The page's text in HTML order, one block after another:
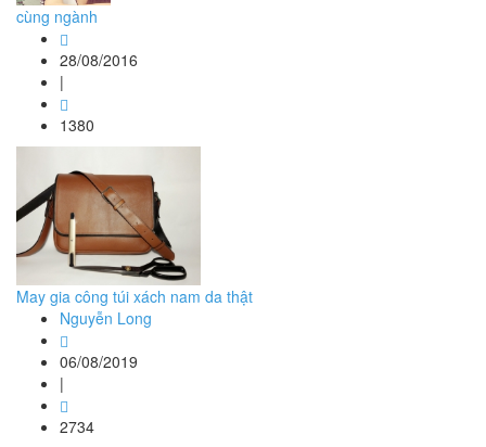
cùng ngành
28/08/2016
|
1380
May gia công túi xách nam da thật
Nguyễn Long
06/08/2019
|
2734